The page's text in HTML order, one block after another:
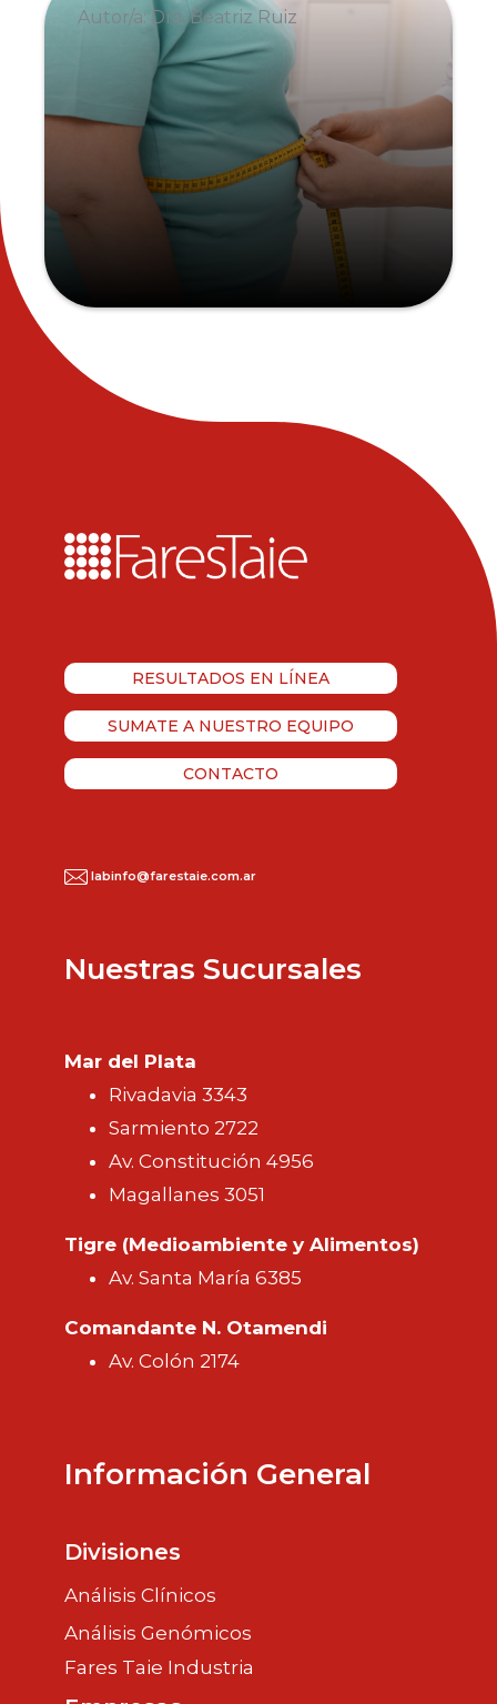
Autor/a: Dra. Beatriz Ruiz
RESULTADOS EN LÍNEA
SUMATE A NUESTRO EQUIPO
CONTACTO
labinfo@farestaie.com.ar
Nuestras Sucursales
Mar del Plata
Rivadavia 3343
Sarmiento 2722
Av. Constitución 4956
Magallanes 3051
Tigre (Medioambiente y Alimentos)
Av. Santa María 6385
Comandante N. Otamendi
Av. Colón 2174
Información General
Divisiones
Análisis Clínicos
Análisis Genómicos
Fares Taie Industria